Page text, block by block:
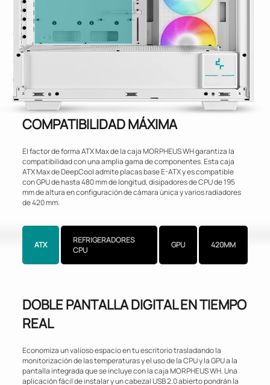
COMPATIBILIDAD MÁXIMA
El factor de forma ATX Max de la caja MORPHEUS WH garantiza la
compatibilidad con una amplia gama de componentes. Esta caja
ATX Max de DeepCool admite placas base E-ATX y es compatible
con GPU de hasta 480 mm de longitud, disipadores de CPU de 195
mm de altura en configuración de cámara única y varios radiadores
de 420 mm.
ATX
REFRIGERADORES
CPU
GPU 420MM
DOBLE PANTALLA DIGITAL EN TIEMPO
REAL
Economiza un valioso espacio en tu escritorio trasladando la
monitorización de las temperaturas y el uso de la CPU y la GPU a la
pantalla integrada que se incluye con la caja MORPHEUS WH. Una
aplicación fácil de instalar y un cabezal USB 2.0 abierto pondrán la